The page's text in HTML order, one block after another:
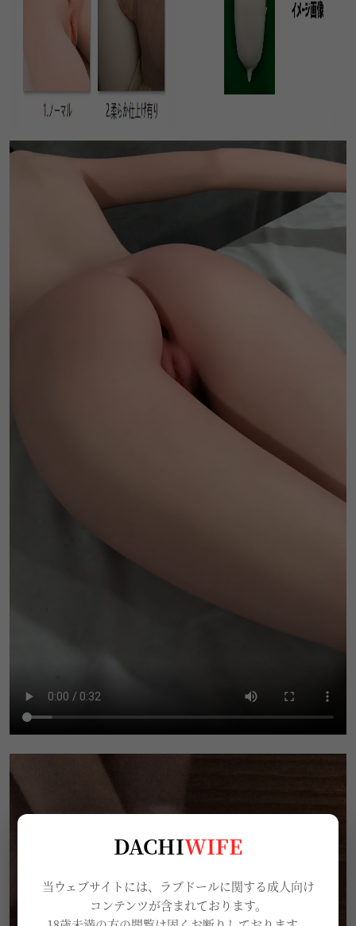
DACHIWIFE
当ウェブサイトには、ラブドールに関する成人向け
コンテンツが含まれております。